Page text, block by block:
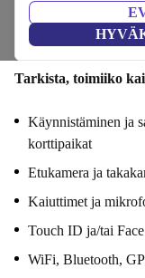
Vaiheet 1/4
Toiminnallisuus
Tarkista, toimiiko
Käynnistäminen ja
korttipaikat
Etukamera ja
Kaiuttimet ja
Touch ID ja/tai
WiFi, Bluetooth,